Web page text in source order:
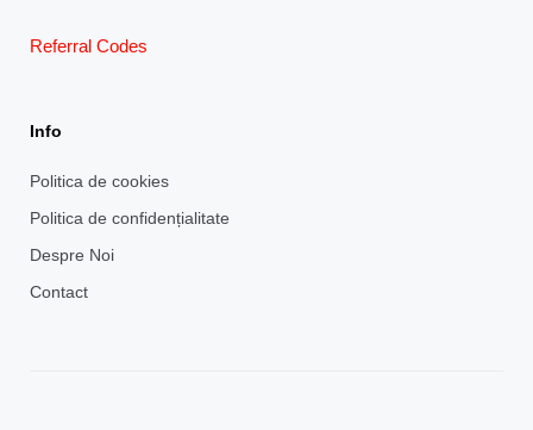
Referral Codes
Info
Politica de cookies
Politica de confidențialitate
Despre Noi
Contact